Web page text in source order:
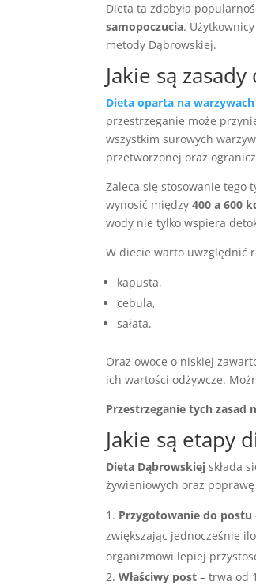
Dieta ta zdobyła
samopoczucia.
metody Dąbrowskiej.
Jakie są
Dieta oparta na warzywach
przestrzeganie może
wszystkim surowych
przetworzonej oraz
Zaleca się stosowanie tego
wynosić między400 a 600
wody nie tylko wspiera
W diecie warto uwzględnić
kapusta,
cebula,
sałata.
Oraz owoce o niskiej
ich wartości odżywcze.
Przestrzeganie tych zasad
Jakie są etapy
Dieta Dąbrowskiej składa
żywieniowych oraz
Przygotowanie do postu
zwiększając jednocześnie
organizmowi lepiej
Właściwy post – trwa od